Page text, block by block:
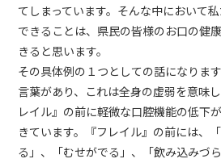
てしまっています。そんな中において
できることは、県民の皆様のお口の健
きると思います。
その具体例の１つとしての話になりま
言葉があり、これは全身の虚弱を意味
レイル』の前に軽微な口腔機能の低下
きています。『フレイル』の前には、
る」、「むせがでる」、「飲み込みづ